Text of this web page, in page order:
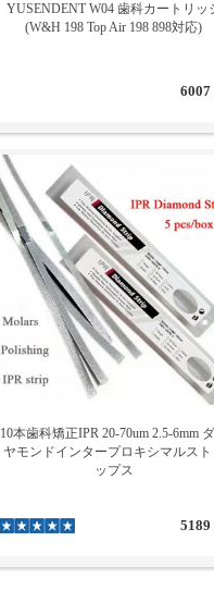
YUSENDENT W04 歯科カートリッ
(W&H 198 Top Air 198 898対応)
6007
10本歯科矯正IPR 20-70um 2.5-6mm
ヤモンドインタープロキシマルスト
ップス
5189